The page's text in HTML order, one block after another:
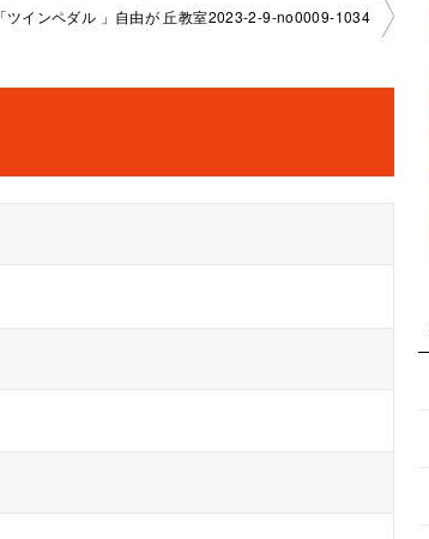
「ツインペダル 」自由が 丘教室2023-2-9-no0009-1034